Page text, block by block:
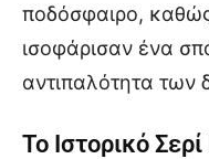
ποδόσφαιρο,
ισοφάρισαν ένα
αντιπαλότητα των
Το Ιστορικό